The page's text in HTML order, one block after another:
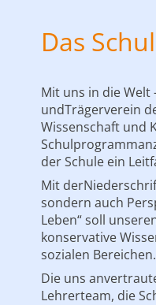
Das
Mit uns in die
undTrägerverein
Wissenschaft und
der Schule ein
Mit
sondern auch
Leben“ soll
konservative
sozialen Bereichen.
Die uns
Lehrerteam, die